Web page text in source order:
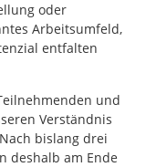
oder
Arbeitsumfeld,
entfalten
und
Verständnis
bislang drei
deshalb am Ende